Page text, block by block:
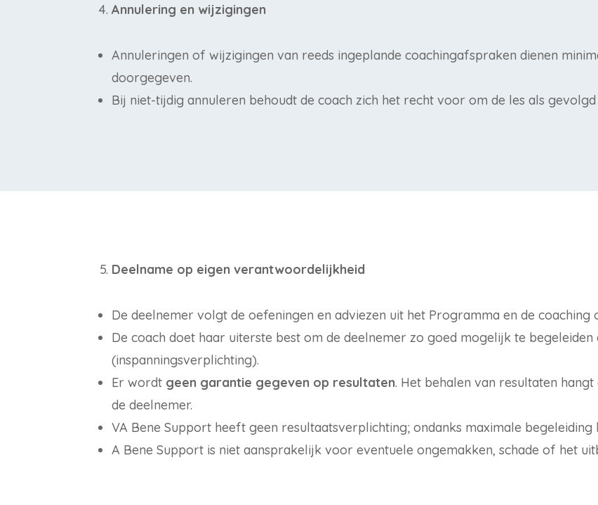
Annulering en wijzigingen
Annuleringen of wijzigingen van reeds ingeplande coachingafspraken dienen
doorgegeven.
Bij niet-tijdig annuleren behoudt de coach zich het recht voor om de les als gevolgd
Deelname op eigen verantwoordelijkheid
De deelnemer volgt de oefeningen en adviezen uit het Programma en de
De coach doet haar uiterste best om de deelnemer zo goed mogelijk te
(inspanningsverplichting).
Er wordt geen garantie gegeven op resultaten. Het behalen van resultaten
de deelnemer.
VA Bene Support heeft geen resultaatsverplichting; ondanks maximale
A Bene Support is niet aansprakelijk voor eventuele ongemakken, schade of het